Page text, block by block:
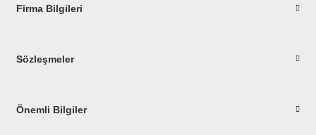
Firma Bilgileri
Sözleşmeler
Önemli Bilgiler